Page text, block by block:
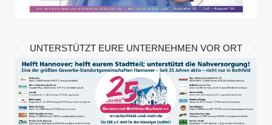
UNTERSTÜTZT EURE UNTERNEHMEN VOR ORT